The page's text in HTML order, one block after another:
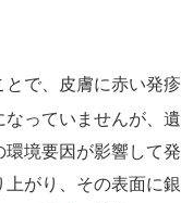
で、皮膚に赤い発
っていませんが、
境要因が影響して
がり、その表面に